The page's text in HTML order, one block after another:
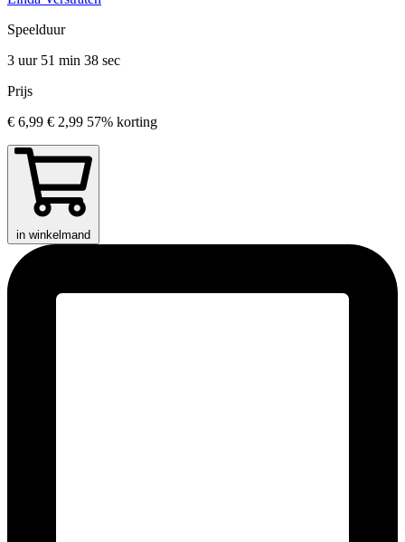
Speelduur
3 uur 51 min 38 sec
Prijs
€ 6,99 € 2,99 57% korting
in winkelmand